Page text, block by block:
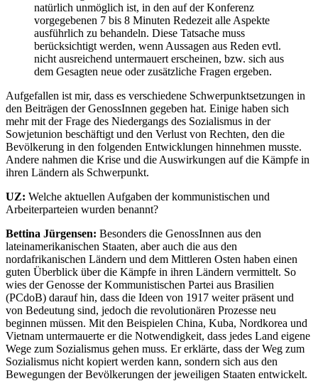
natürlich unmöglich ist, in den auf der Konferenz
vorgegebenen 7 bis 8 Minuten Redezeit alle Aspekte
ausführlich zu behandeln. Diese Tatsache muss
berücksichtigt werden, wenn Aussagen aus Reden evtl.
nicht ausreichend untermauert erscheinen, bzw. sich aus
dem Gesagten neue oder zusätzliche Fragen ergeben.
Aufgefallen ist mir, dass es verschiedene Schwerpunktsetzungen in
den Beiträgen der GenossInnen gegeben hat. Einige haben sich
mehr mit der Frage des Niedergangs des Sozialismus in der
Sowjetunion beschäftigt und den Verlust von Rechten, den die
Bevölkerung in den folgenden Entwicklungen hinnehmen musste.
Andere nahmen die Krise und die Auswirkungen auf die Kämpfe in
ihren Ländern als Schwerpunkt.
UZ: Welche aktuellen Aufgaben der kommunistischen und
Arbeiterparteien wurden benannt?
Bettina Jürgensen: Besonders die GenossInnen aus den
lateinamerikanischen Staaten, aber auch die aus den
nordafrikanischen Ländern und dem Mittleren Osten haben einen
guten Überblick über die Kämpfe in ihren Ländern vermittelt. So
wies der Genosse der Kommunistischen Partei aus Brasilien
(PCdoB) darauf hin, dass die Ideen von 1917 weiter präsent und
von Bedeutung sind, jedoch die revolutionären Prozesse neu
beginnen müssen. Mit den Beispielen China, Kuba, Nordkorea und
Vietnam untermauerte er die Notwendigkeit, dass jedes Land eigene
Wege zum Sozialismus gehen muss. Er erklärte, dass der Weg zum
Sozialismus nicht kopiert werden kann, sondern sich aus den
Bewegungen der Bevölkerungen der jeweiligen Staaten entwickelt.